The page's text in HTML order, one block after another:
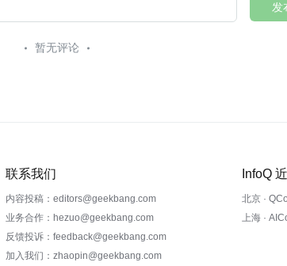
发
暂无评论
联系我们
内容投稿：editors@geekbang.com
业务合作：hezuo@geekbang.com
反馈投诉：feedback@geekbang.com
加入我们：zhaopin@geekbang.com
InfoQ
北京 ·
上海 ·